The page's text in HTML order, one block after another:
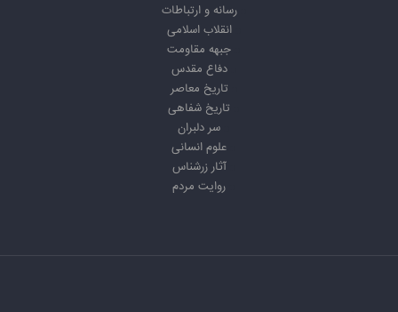
رسانه و ارتباطات
انقلاب اسلامی
جبهه مقاومت
دفاع مقدس
تاریخ معاصر
تاریخ شفاهی
سر دلبران
علوم انسانی
آثار زرشناس
روایت مردم